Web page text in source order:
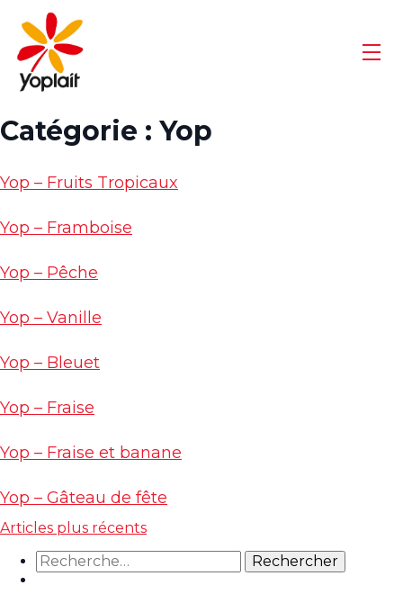
contenu
to
Yoplait
Homepage
Catégorie : Yop
Yop – Fruits Tropicaux
Yop – Framboise
Yop – Pêche
Yop – Vanille
Yop – Bleuet
Yop – Fraise
Yop – Fraise et banane
Yop – Gâteau de fête
Navigation
articles
Articles plus récents
Rechercher :